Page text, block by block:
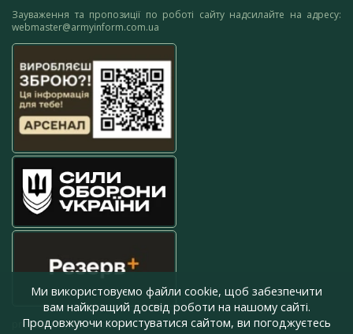
Зауваження та пропозиції по роботі сайту надсилайте на адресу:
webmaster@armyinform.com.ua
press@armyinform.com.ua
Ми використовуємо файли cookie, щоб забезпечити
вам найкращий досвід роботи на нашому сайті.
Продовжуючи користуватися сайтом, ви погоджуєтесь